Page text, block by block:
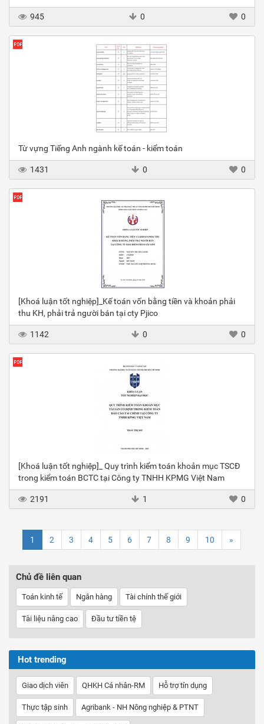
945 0 0
Từ vựng Tiếng Anh ngành kế toán - kiểm toán
1431 0 0
[Khoá luận tốt nghiệp]_Kế toán vốn bằng tiền và khoản phải
thu KH, phải trả người bán tại cty Pjico
1142 0 0
[Khoá luận tốt nghiệp]_ Quy trình kiểm toán khoản mục TSCĐ
trong kiểm toán BCTC tại Công ty TNHH KPMG Việt Nam
2191 1 0
1 2 3 4 5 6 7 8 9 10 »
Chủ đề liên quan
Toán kinh tế Ngân hàng Tài chính thế giới
Tài liệu nâng cao Đầu tư tiền tệ
Hot trending
Giao dịch viên QHKH Cá nhân-RM Hỗ trợ tín dụng
Thực tập sinh Agribank - NH Nông nghiệp & PTNT